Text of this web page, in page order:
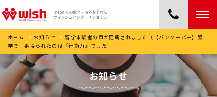
はじめての留学・海外留学なら
ウィッシュインターナショナル
ホーム > お知らせ > 留学体験者の声が更新されました（【バンクーバー】留
学で一番得られたのは『行動力』でした）
お知らせ